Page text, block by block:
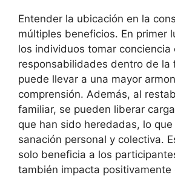
Entender la ubicación en la
múltiples beneficios. En primer
los individuos tomar conciencia
responsabilidades dentro de la
puede llevar a una mayor
comprensión. Además, al
familiar, se pueden liberar
que han sido heredadas, lo
sanación personal y colectiva.
solo beneficia a los
también impacta positivamente